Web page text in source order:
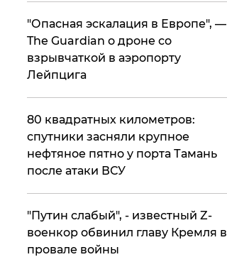
"Опасная эскалация в Европе", —
The Guardian о дроне со
взрывчаткой в аэропорту
Лейпцига
80 квадратных километров:
спутники засняли крупное
нефтяное пятно у порта Тамань
после атаки ВСУ
​"Путин слабый", - известный Z-
военкор обвинил главу Кремля в
провале войны